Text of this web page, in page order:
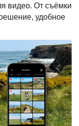
видео. От съёмки
удобное